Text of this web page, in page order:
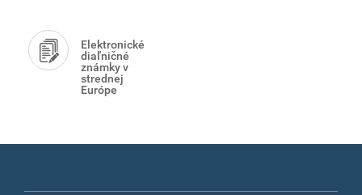
Elektronické
diaľničné
známky v
strednej
Európe